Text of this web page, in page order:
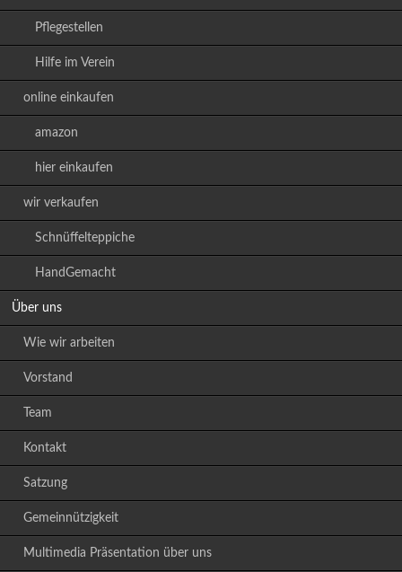
Pflegestellen
Hilfe im Verein
online einkaufen
amazon
hier einkaufen
wir verkaufen
Schnüffelteppiche
HandGemacht
Über uns
Wie wir arbeiten
Vorstand
Team
Kontakt
Satzung
Gemeinnützigkeit
Multimedia Präsentation über uns